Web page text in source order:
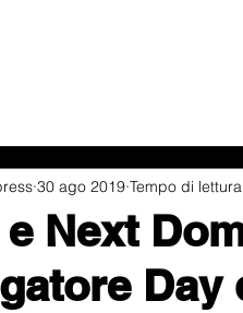
Next
Day
30 ago 2019 Tempo di